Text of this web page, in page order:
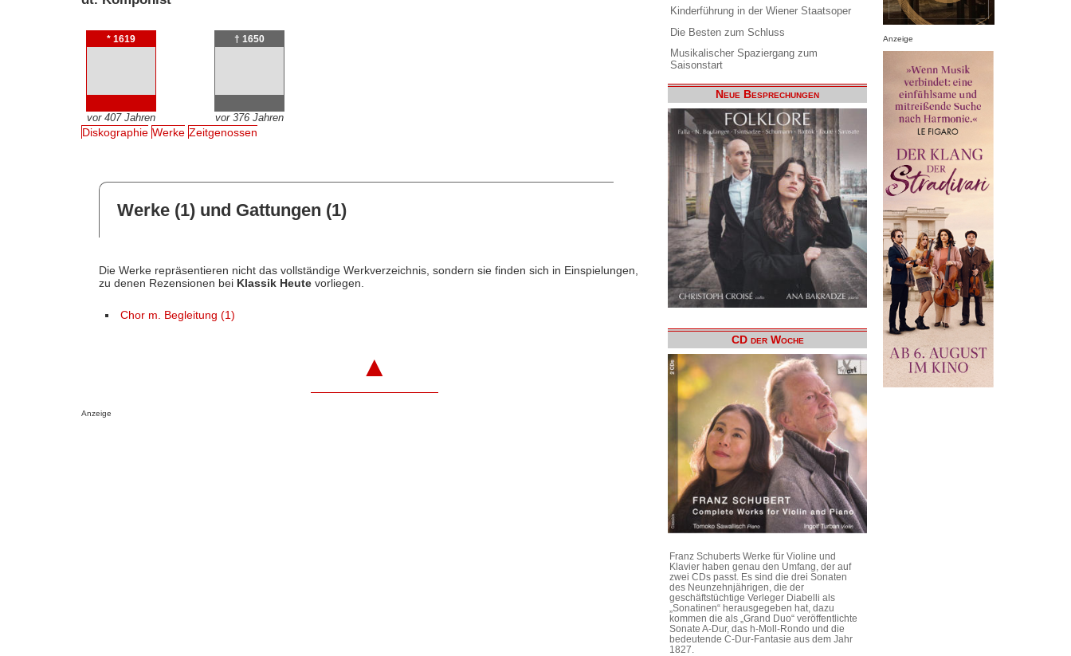
* 1619
vor 407 Jahren
† 1650
vor 376 Jahren
Diskographie Werke Zeitgenossen
Werke (1) und Gattungen (1)
Die Werke repräsentieren nicht das vollständige Werkverzeichnis, sondern sie finden sich in Einspielungen,
zu denen Rezensionen bei Klassik Heutevorliegen.
Chor m. Begleitung (1)
▲
Anzeige
Kinderführung in der Wiener Staatsoper
Die Besten zum Schluss
Musikalischer Spaziergang zum
Saisonstart
Neue Besprechungen
CD der Woche
Franz Schuberts Werke für Violine und
Klavier haben genau den Umfang, der auf
zwei CDs passt. Es sind die drei Sonaten
des Neunzehnjährigen, die der
geschäftstüchtige Verleger Diabelli als
„Sonatinen“ herausgegeben hat, dazu
kommen die als „Grand Duo“ veröffentlichte
Sonate A-Dur, das h-Moll-Rondo und die
bedeutende C-Dur-Fantasie aus dem Jahr
1827.
Anzeige